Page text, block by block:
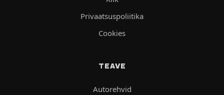
Privaatsuspoliitika
Cookies
TEAVE
Autorehvid